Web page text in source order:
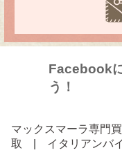
Facebook
う！
マックスマーラ専門
取
イタリアンバ